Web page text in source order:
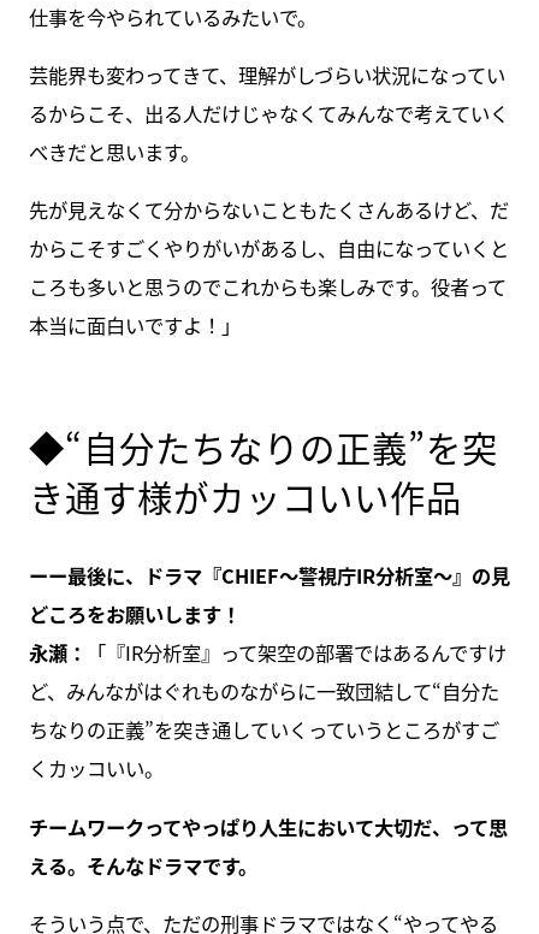
仕事を今やられているみたいで。
芸能界も変わってきて、理解がしづらい状況になってい
るからこそ、出る人だけじゃなくてみんなで考えていく
べきだと思います。
先が見えなくて分からないこともたくさんあるけど、だ
からこそすごくやりがいがあるし、自由になっていくと
ころも多いと思うのでこれからも楽しみです。役者って
本当に面白いですよ！」
◆“自分たちなりの正義”を突
き通す様がカッコいい作品
ーー最後に、ドラマ『CHIEF～警視庁IR分析室～』の見
どころをお願いします！
永瀬：
「『IR分析室』って架空の部署ではあるんですけ
ど、みんながはぐれものながらに一致団結して“自分た
ちなりの正義”を突き通していくっていうところがすご
くカッコいい。
チームワークってやっぱり人生において大切だ、って思
える。そんなドラマです。
そういう点で、ただの刑事ドラマではなく“やってやる